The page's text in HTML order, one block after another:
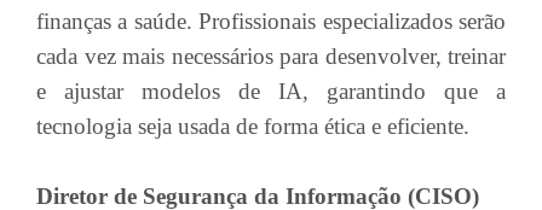
finanças a saúde. Profissionais especializados serão
cada vez mais necessários para desenvolver, treinar
e ajustar modelos de IA, garantindo que a
tecnologia seja usada de forma ética e eficiente.
Diretor de Segurança da Informação (CISO)